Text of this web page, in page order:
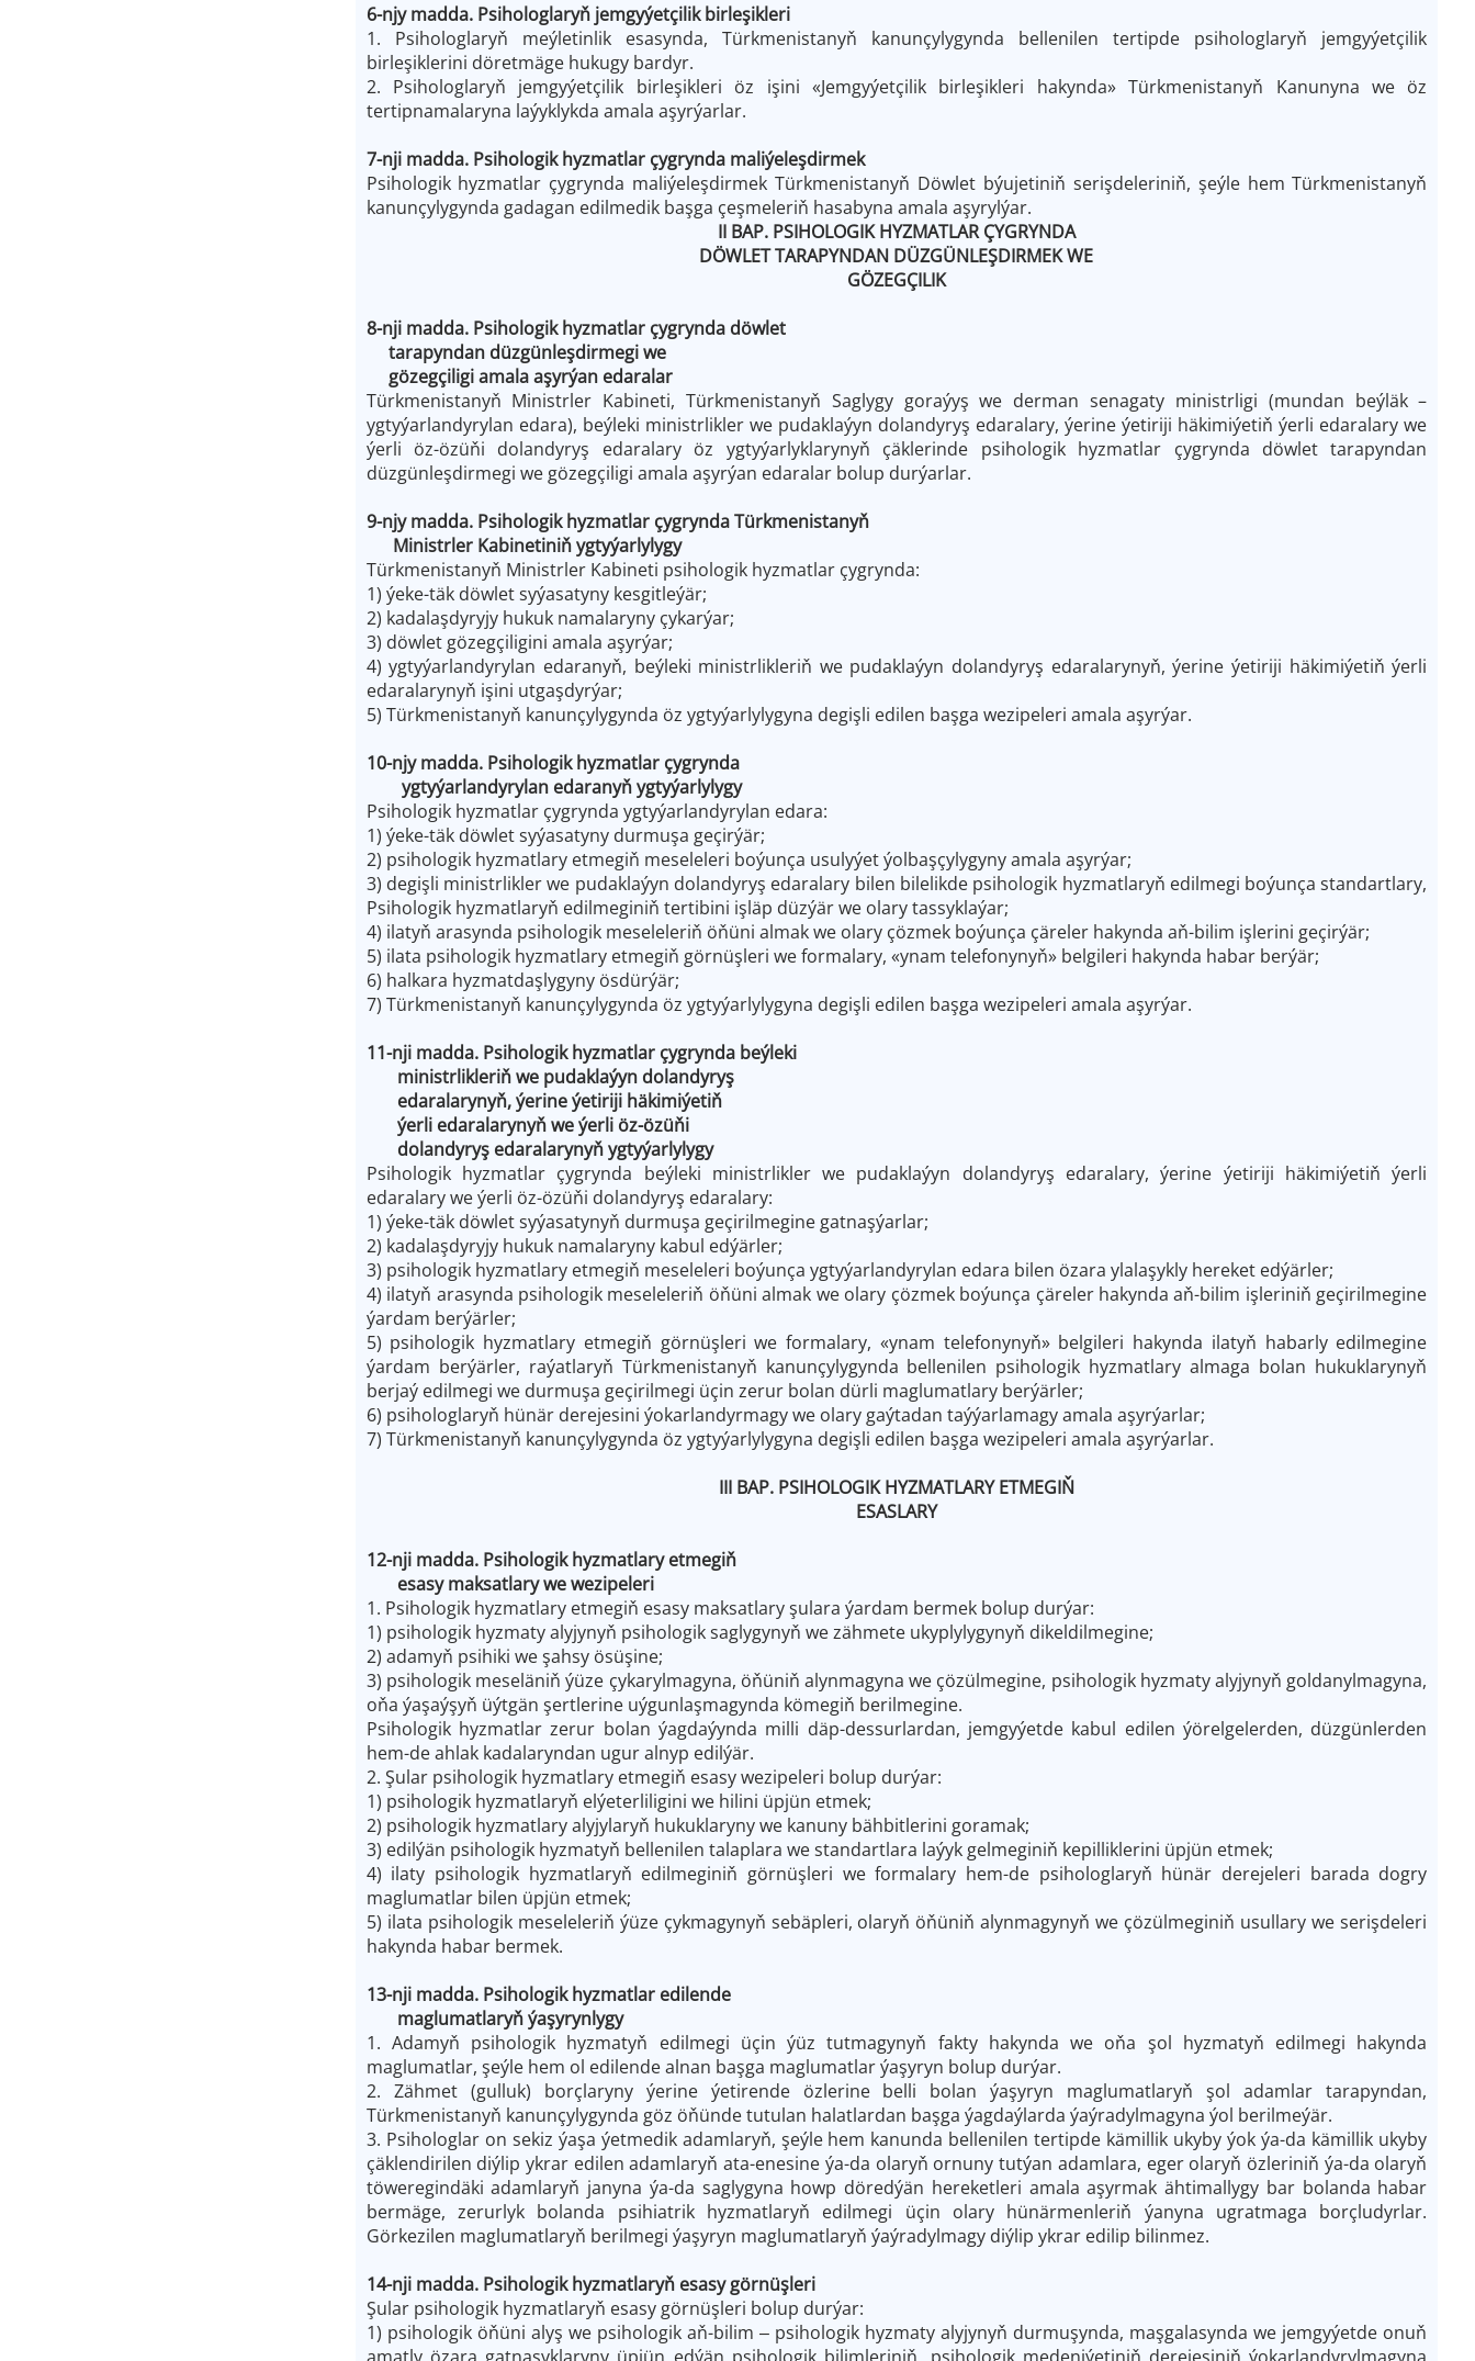
6-njy madda. Psihologlaryň jemgyýetçilik birleşikleri
1. Psihologlaryň meýletinlik esasynda, Türkmenistanyň kanunçylygynda bellenilen tertipde psihologlaryň jemgyýetçilik
birleşiklerini döretmäge hukugy bardyr.
2. Psihologlaryň jemgyýetçilik birleşikleri öz işini «Jemgyýetçilik birleşikleri hakynda» Türkmenistanyň Kanunyna we öz
tertipnamalaryna laýyklykda amala aşyrýarlar.
7-nji madda. Psihologik hyzmatlar çygrynda maliýeleşdirmek
Psihologik hyzmatlar çygrynda maliýeleşdirmek Türkmenistanyň Döwlet býujetiniň serişdeleriniň, şeýle hem Türkmenistanyň
kanunçylygynda gadagan edilmedik başga çeşmeleriň hasabyna amala aşyrylýar.
II BAP. PSIHOLOGIK HYZMATLAR ÇYGRYNDA
DÖWLET TARAPYNDAN DÜZGÜNLEŞDIRMEK WE
GÖZEGÇILIK
8-nji madda. Psihologik hyzmatlar çygrynda döwlet
tarapyndan düzgünleşdirmegi we
gözegçiligi amala aşyrýan edaralar
Türkmenistanyň Ministrler Kabineti, Türkmenistanyň Saglygy goraýyş we derman senagaty ministrligi (mundan beýläk –
ygtyýarlandyrylan edara), beýleki ministrlikler we pudaklaýyn dolandyryş edaralary, ýerine ýetiriji häkimiýetiň ýerli edaralary we
ýerli öz-özüňi dolandyryş edaralary öz ygtyýarlyklarynyň çäklerinde psihologik hyzmatlar çygrynda döwlet tarapyndan
düzgünleşdirmegi we gözegçiligi amala aşyrýan edaralar bolup durýarlar.
9-njy madda. Psihologik hyzmatlar çygrynda Türkmenistanyň
Ministrler Kabinetiniň ygtyýarlylygy
Türkmenistanyň Ministrler Kabineti psihologik hyzmatlar çygrynda:
1) ýeke-täk döwlet syýasatyny kesgitleýär;
2) kadalaşdyryjy hukuk namalaryny çykarýar;
3) döwlet gözegçiligini amala aşyrýar;
4) ygtyýarlandyrylan edaranyň, beýleki ministrlikleriň we pudaklaýyn dolandyryş edaralarynyň, ýerine ýetiriji häkimiýetiň ýerli
edaralarynyň işini utgaşdyrýar;
5) Türkmenistanyň kanunçylygynda öz ygtyýarlylygyna degişli edilen başga wezipeleri amala aşyrýar.
10-njy madda. Psihologik hyzmatlar çygrynda
ygtyýarlandyrylan edaranyň ygtyýarlylygy
Psihologik hyzmatlar çygrynda ygtyýarlandyrylan edara:
1) ýeke-täk döwlet syýasatyny durmuşa geçirýär;
2) psihologik hyzmatlary etmegiň meseleleri boýunça usulyýet ýolbaşçylygyny amala aşyrýar;
3) degişli ministrlikler we pudaklaýyn dolandyryş edaralary bilen bilelikde psihologik hyzmatlaryň edilmegi boýunça standartlary,
Psihologik hyzmatlaryň edilmeginiň tertibini işläp düzýär we olary tassyklaýar;
4) ilatyň arasynda psihologik meseleleriň öňüni almak we olary çözmek boýunça çäreler hakynda aň-bilim işlerini geçirýär;
5) ilata psihologik hyzmatlary etmegiň görnüşleri we formalary, «ynam telefonynyň» belgileri hakynda habar berýär;
6) halkara hyzmatdaşlygyny ösdürýär;
7) Türkmenistanyň kanunçylygynda öz ygtyýarlylygyna degişli edilen başga wezipeleri amala aşyrýar.
11-nji madda. Psihologik hyzmatlar çygrynda beýleki
ministrlikleriň we pudaklaýyn dolandyryş
edaralarynyň, ýerine ýetiriji häkimiýetiň
ýerli edaralarynyň we ýerli öz-özüňi
dolandyryş edaralarynyň ygtyýarlylygy
Psihologik hyzmatlar çygrynda beýleki ministrlikler we pudaklaýyn dolandyryş edaralary, ýerine ýetiriji häkimiýetiň ýerli
edaralary we ýerli öz-özüňi dolandyryş edaralary:
1) ýeke-täk döwlet syýasatynyň durmuşa geçirilmegine gatnaşýarlar;
2) kadalaşdyryjy hukuk namalaryny kabul edýärler;
3) psihologik hyzmatlary etmegiň meseleleri boýunça ygtyýarlandyrylan edara bilen özara ylalaşykly hereket edýärler;
4) ilatyň arasynda psihologik meseleleriň öňüni almak we olary çözmek boýunça çäreler hakynda aň-bilim işleriniň geçirilmegine
ýardam berýärler;
5) psihologik hyzmatlary etmegiň görnüşleri we formalary, «ynam telefonynyň» belgileri hakynda ilatyň habarly edilmegine
ýardam berýärler, raýatlaryň Türkmenistanyň kanunçylygynda bellenilen psihologik hyzmatlary almaga bolan hukuklarynyň
berjaý edilmegi we durmuşa geçirilmegi üçin zerur bolan dürli maglumatlary berýärler;
6) psihologlaryň hünär derejesini ýokarlandyrmagy we olary gaýtadan taýýarlamagy amala aşyrýarlar;
7) Türkmenistanyň kanunçylygynda öz ygtyýarlylygyna degişli edilen başga wezipeleri amala aşyrýarlar.
III BAP. PSIHOLOGIK HYZMATLARY ETMEGIŇ
ESASLARY
12-nji madda. Psihologik hyzmatlary etmegiň
esasy maksatlary we wezipeleri
1. Psihologik hyzmatlary etmegiň esasy maksatlary şulara ýardam bermek bolup durýar:
1) psihologik hyzmaty alyjynyň psihologik saglygynyň we zähmete ukyplylygynyň dikeldilmegine;
2) adamyň psihiki we şahsy ösüşine;
3) psihologik meseläniň ýüze çykarylmagyna, öňüniň alynmagyna we çözülmegine, psihologik hyzmaty alyjynyň goldanylmagyna,
oňa ýaşaýşyň üýtgän şertlerine uýgunlaşmagynda kömegiň berilmegine.
Psihologik hyzmatlar zerur bolan ýagdaýynda milli däp-dessurlardan, jemgyýetde kabul edilen ýörelgelerden, düzgünlerden
hem-de ahlak kadalaryndan ugur alnyp edilýär.
2. Şular psihologik hyzmatlary etmegiň esasy wezipeleri bolup durýar:
1) psihologik hyzmatlaryň elýeterliligini we hilini üpjün etmek;
2) psihologik hyzmatlary alyjylaryň hukuklaryny we kanuny bähbitlerini goramak;
3) edilýän psihologik hyzmatyň bellenilen talaplara we standartlara laýyk gelmeginiň kepilliklerini üpjün etmek;
4) ilaty psihologik hyzmatlaryň edilmeginiň görnüşleri we formalary hem-de psihologlaryň hünär derejeleri barada dogry
maglumatlar bilen üpjün etmek;
5) ilata psihologik meseleleriň ýüze çykmagynyň sebäpleri, olaryň öňüniň alynmagynyň we çözülmeginiň usullary we serişdeleri
hakynda habar bermek.
13-nji madda. Psihologik hyzmatlar edilende
maglumatlaryň ýaşyrynlygy
1. Adamyň psihologik hyzmatyň edilmegi üçin ýüz tutmagynyň fakty hakynda we oňa şol hyzmatyň edilmegi hakynda
maglumatlar, şeýle hem ol edilende alnan başga maglumatlar ýaşyryn bolup durýar.
2. Zähmet (gulluk) borçlaryny ýerine ýetirende özlerine belli bolan ýaşyryn maglumatlaryň şol adamlar tarapyndan,
Türkmenistanyň kanunçylygynda göz öňünde tutulan halatlardan başga ýagdaýlarda ýaýradylmagyna ýol berilmeýär.
3. Psihologlar on sekiz ýaşa ýetmedik adamlaryň, şeýle hem kanunda bellenilen tertipde kämillik ukyby ýok ýa-da kämillik ukyby
çäklendirilen diýlip ykrar edilen adamlaryň ata-enesine ýa-da olaryň ornuny tutýan adamlara, eger olaryň özleriniň ýa-da olaryň
töweregindäki adamlaryň janyna ýa-da saglygyna howp döredýän hereketleri amala aşyrmak ähtimallygy bar bolanda habar
bermäge, zerurlyk bolanda psihiatrik hyzmatlaryň edilmegi üçin olary hünärmenleriň ýanyna ugratmaga borçludyrlar.
Görkezilen maglumatlaryň berilmegi ýaşyryn maglumatlaryň ýaýradylmagy diýlip ykrar edilip bilinmez.
14-nji madda. Psihologik hyzmatlaryň esasy görnüşleri
Şular psihologik hyzmatlaryň esasy görnüşleri bolup durýar:
1) psihologik öňüni alyş we psihologik aň-bilim ‒ psihologik hyzmaty alyjynyň durmuşynda, maşgalasynda we jemgyýetde onuň
amatly özara gatnaşyklaryny üpjün edýän psihologik bilimleriniň, psihologik medeniýetiniň derejesiniň ýokarlandyrylmagyna